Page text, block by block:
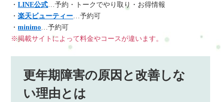
・LINE公式 …予約・トークでやり取り・お得情報
・楽天ビューティー …予約可
・minimo …予約可
※掲載サイトによって料金やコースが違います。
更年期障害の原因と改善しな
い理由とは